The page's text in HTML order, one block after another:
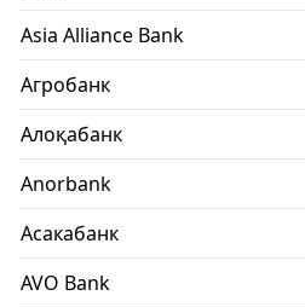
Asia Alliance Bank
Агробанк
Алоқабанк
Anorbank
Асакабанк
AVO Bank